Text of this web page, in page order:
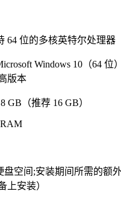
64 位的多核英特尔处理器
Windows 10（64 位
版本
GB（推荐 16 GB）
盘空间;安装期间所需的额
上安装）